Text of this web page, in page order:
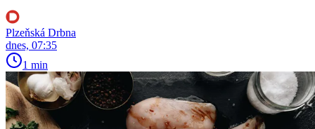
Plzeňská Drbna
dnes, 07:35
1 min